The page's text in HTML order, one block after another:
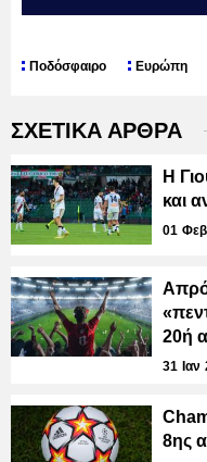
Ποδόσφαιρο Ευρώπη
ΣΧΕΤΙΚΑ ΑΡΘΡΑ
Η
και
01
20ή
31 Ιαν
8ης